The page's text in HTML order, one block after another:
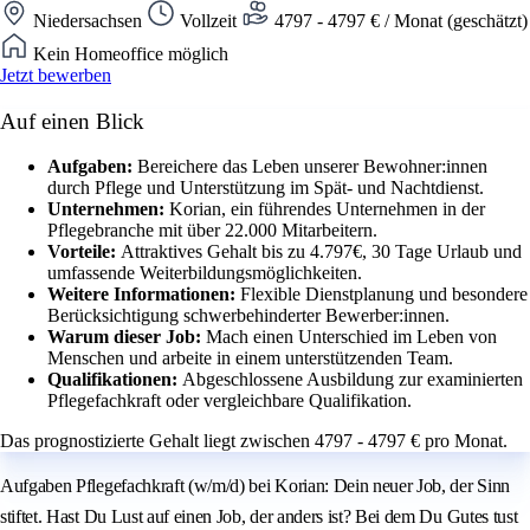
Niedersachsen Vollzeit
4797 - 4797 € / Monat (geschätzt)
Kein Homeoffice möglich
Jetzt bewerben
Auf einen Blick
Aufgaben: Bereichere das Leben unserer Bewohner:innen
durch Pflege und Unterstützung im Spät- und Nachtdienst.
Unternehmen: Korian, ein führendes Unternehmen in der
Pflegebranche mit über 22.000 Mitarbeitern.
Vorteile: Attraktives Gehalt bis zu 4.797€, 30 Tage Urlaub und
umfassende Weiterbildungsmöglichkeiten.
Weitere Informationen: Flexible Dienstplanung und besondere
Berücksichtigung schwerbehinderter Bewerber:innen.
Warum dieser Job: Mach einen Unterschied im Leben von
Menschen und arbeite in einem unterstützenden Team.
Qualifikationen: Abgeschlossene Ausbildung zur examinierten
Pflegefachkraft oder vergleichbare Qualifikation.
Das prognostizierte Gehalt liegt zwischen 4797 - 4797 € pro Monat.
Aufgaben Pflegefachkraft (w/m/d) bei Korian: Dein neuer Job, der Sinn
stiftet. Hast Du Lust auf einen Job, der anders ist? Bei dem Du Gutes tust